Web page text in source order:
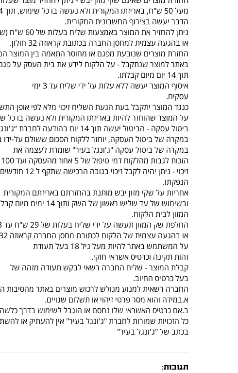
מעל 50 ש"ח, באריזתו המקורית ולא נעשה בו כל שימוש, תוך 14 יום מרגע קבלתו.
הדבר יעשה בצירוף החשבונית המקורית.
ניתן להחזיר את המוצר באמצעות שליח בעלות של 60 ש"ח (שכוללת איסוף מהלקוח והחזרה לחנות)
או בהגעה עצמית למחסן החברה בכתובת קראוזה 32 חולון.
החזרת מוצרים שנובעת מפגם או מחוסר התאמה בין המוצר
באתר למוצר שנתקבל - על הלקוח לידע את בית העסק על
תוך 14 יום מיום קבלתו.
איסוף המוצר יעשה ללא עלות על ידי שליח עד 3 ימי
עסקים.
כנגד המוצר יתקבל בעת הגעת השליח זיכוי מלא לפי אופן
על המוצר שהוחזר להיות באריזתו המקורית ולא נעשה בו כל
ביטול עסקה - הביטול יעשה תוך 14 יום בהודעה לחברת “ג'ונגל בעיר” , תוך ציון סיבת הביטול באמצעות טלפון 077-5523309.
במקרה של ביטול העסקה, יוחזר ללקוח הסכום ששולם על-ידו
במקרה של ביטול עסקה "ג'ונגל בעיר" שומרת לעצמה את
הזכות לגבות מהלקוח דמי טיפול של 5 אחוז מהעסקה ועד 100 ש"ח לפי הנמוך.
זיכוי - ניתן יהיה לקבל זיכוי בגובה הרכישה שתקף ל 12 חודשים מיום
הנפקתו.
אחריות על שקי מזון יבש מותנת בהחזרתם באריזתם המקורית
ובשימוש של עד שליש ראשון של השק ותוך 14 ימים מיום קבלת
המזון לבית הלקוח.
החלפת שק המזון תעשה על ידי שליח בעלות של 29 ש"ח עד 3 ימי עסקים
או בהגעה עצמית של הלקוח לכתובת מחסן החברה קראוזה 32 חולון.
על המשתמש באתר להיות מעל גיל 18 בעל תעודת
זהות תקינה וכרטיס אשראי חוקי.
קבלת המוצר - שליח החברה רשאי לבקש תעודה מזהה של
בעל כרטיס החיוב.
החברה רשאית למנוע מגולש לרכוש מוצרים באתר מהסיבות
א.במידה והוא מסר פרטי זיהוי או תשלום שגויים.
ב.אם כרטיס האשראי שלו נחסם או הוגבל לשימוש בדרך
כל הזכויות שמורות לחברת "ג'ונגל בעיר" אין להעתיק או
בכתב של "ג'ונגל בעיר"
תגובות: